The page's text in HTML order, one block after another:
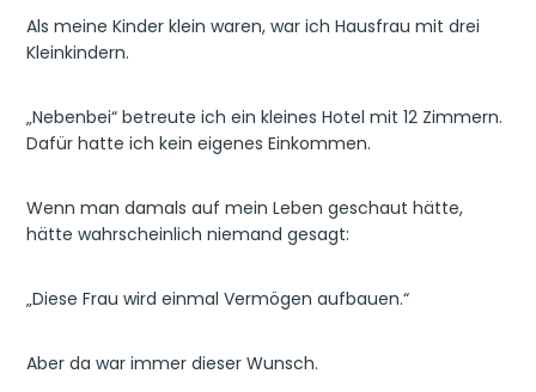
Als meine Kinder klein waren, war ich Hausfrau mit drei
Kleinkindern.
„Nebenbei“ betreute ich ein kleines Hotel mit 12 Zimmern.
Dafür hatte ich kein eigenes Einkommen.
Wenn man damals auf mein Leben geschaut hätte,
hätte wahrscheinlich niemand gesagt:
„Diese Frau wird einmal Vermögen aufbauen.“
Aber da war immer dieser Wunsch.